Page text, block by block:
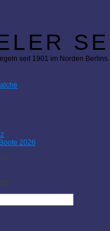
seit 1901 im Norden Berlins
2026